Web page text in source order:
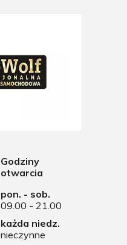
Godziny
otwarcia
pon. - sob.
09.00 - 21.00
każda niedz.
nieczynne